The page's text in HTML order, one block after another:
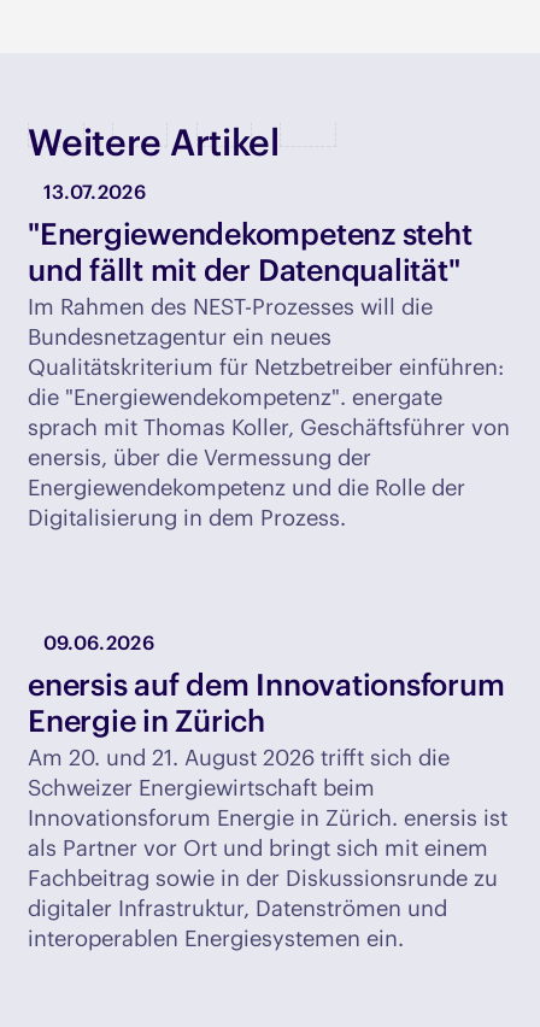
Weitere Artikel
13.07.2026
"Energiewendekompetenz steht
und fällt mit der Datenqualität"
Im Rahmen des NEST-Prozesses will die
Bundesnetzagentur ein neues
Qualitätskriterium für Netzbetreiber einführen:
die "Energiewendekompetenz". energate
sprach mit Thomas Koller, Geschäftsführer von
enersis, über die Vermessung der
Energiewendekompetenz und die Rolle der
Digitalisierung in dem Prozess.
09.06.2026
enersis auf dem Innovationsforum
Energie in Zürich
Am 20. und 21. August 2026 trifft sich die
Schweizer Energiewirtschaft beim
Innovationsforum Energie in Zürich. enersis ist
als Partner vor Ort und bringt sich mit einem
Fachbeitrag sowie in der Diskussionsrunde zu
digitaler Infrastruktur, Datenströmen und
interoperablen Energiesystemen ein.